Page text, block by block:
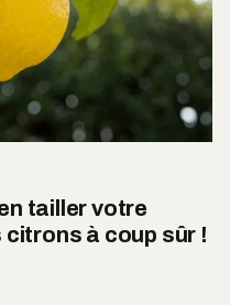
tailler votre
à coup sûr !